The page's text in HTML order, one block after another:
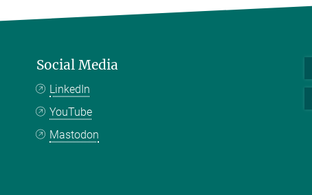
Social Media
LinkedIn
YouTube
Mastodon